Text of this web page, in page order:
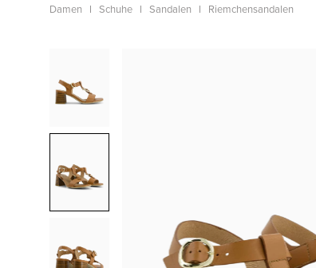
Damen Schuhe Sandalen Riemchensandalen